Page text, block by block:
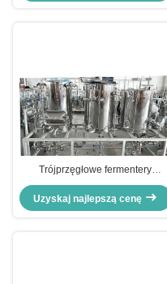
Trójprzęgłowe fermentery
stożkowe ze stali nierdzewnej
Fermentery stożkowe do produkcji
browaru przemysłowego
Uzyskaj najlepszą cenę